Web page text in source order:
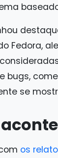
Fedora,
bugs,
se
os